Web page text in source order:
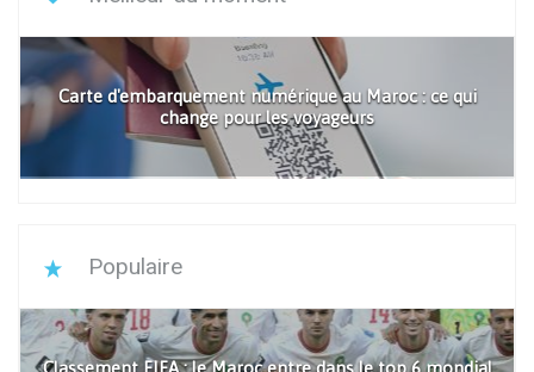
Carte d'embarquement numérique au Maroc : ce qui
change pour les voyageurs
Populaire
Classement FIFA : le Maroc entre dans le top 6 mondial